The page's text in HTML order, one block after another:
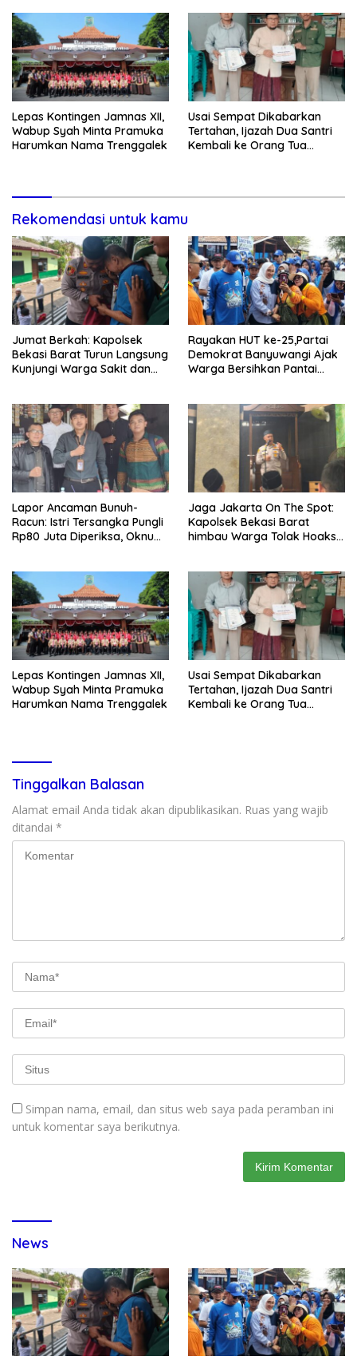
Lepas Kontingen Jamnas XII,
Wabup Syah Minta Pramuka
Harumkan Nama Trenggalek
Usai Sempat Dikabarkan
Tertahan, Ijazah Dua Santri
Kembali ke Orang Tua
Rekomendasi untuk kamu
Jumat Berkah: Kapolsek
Bekasi Barat Turun Langsung
Kunjungi Warga Sakit dan
Rayakan HUT ke-25,Partai
Demokrat Banyuwangi Ajak
Warga Bersihkan Pantai
Lapor Ancaman Bunuh-
Racun: Istri Tersangka Pungli
Rp80 Juta Diperiksa, Oknum
Jaga Jakarta On The Spot:
Kapolsek Bekasi Barat
himbau Warga Tolak Hoaks
Lepas Kontingen Jamnas XII,
Wabup Syah Minta Pramuka
Harumkan Nama Trenggalek
Usai Sempat Dikabarkan
Tertahan, Ijazah Dua Santri
Kembali ke Orang Tua
Tinggalkan Balasan
Alamat email Anda tidak akan dipublikasikan. Ruas yang wajib
ditandai *
Simpan nama, email, dan situs web saya pada peramban ini
untuk komentar saya berikutnya.
News